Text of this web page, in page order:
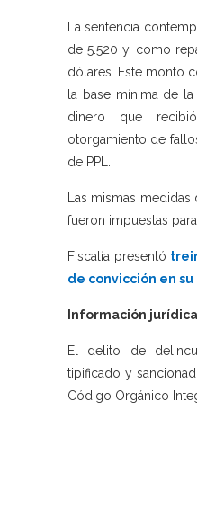
La sentencia
de 5.520 y, como
dólares. Este monto
la base mínima de
dinero que
otorgamiento de
de PPL.
Las mismas medidas
fueron impuestas
Fiscalía presentó
de convicción en su
Información jurídica
El delito de
tipificado y
Código Orgánico